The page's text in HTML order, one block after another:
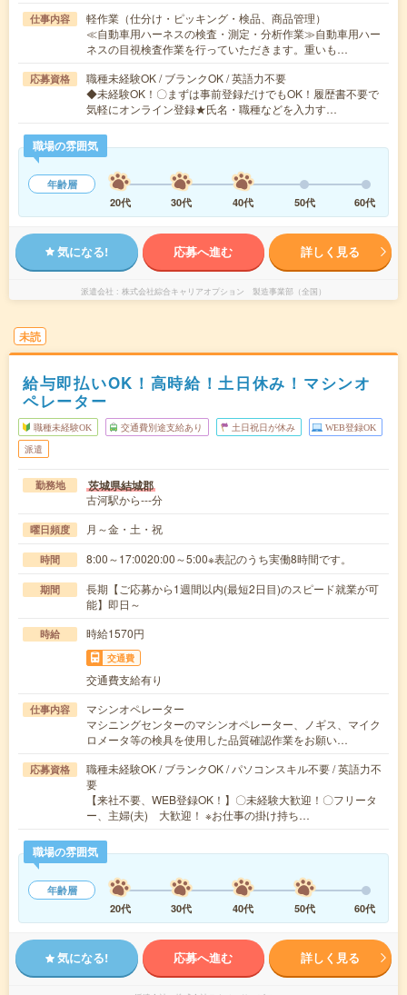
仕事内容
軽作業（仕分け・ピッキング・検品、商品管理）
≪自動車用ハーネスの検査・測定・分析作業≫自動車用ハー
ネスの目視検査作業を行っていただきます。重いも…
応募資格
職種未経験OK / ブランクOK / 英語力不要
◆未経験OK！〇まずは事前登録だけでもOK！履歴書不要で
気軽にオンライン登録★氏名・職種などを入力す…
職場の雰囲気
年齢層
20代
30代 40代 50代 60代
気になる! 応募へ進む 詳しく見る
派遣会社 株式会社綜合キャリアオプション 製造事業部（全国）
未読
給与即払いOK！高時給！土日休み！マシンオ
ペレーター
職種未経験OK 交通費別途支給あり 土日祝日が休み WEB登録OK
派遣
勤務地 茨城県結城郡
古河駅から---分
曜日頻度 月～金・土・祝
時間 8:00～17:0020:00～5:00※表記のうち実働8時間です。
期間
長期【ご応募から1週間以内(最短2日目)のスピード就業が可
能】即日～
時給 時給1570円
交通費
交通費支給有り
仕事内容
マシンオペレーター
マシニングセンターのマシンオペレーター、ノギス、マイク
ロメータ等の検具を使用した品質確認作業をお願い…
応募資格
職種未経験OK / ブランクOK / パソコンスキル不要 / 英語力不
要
【来社不要、WEB登録OK！】〇未経験大歓迎！〇フリータ
ー、主婦(夫) 大歓迎！ ※お仕事の掛け持ち…
職場の雰囲気
年齢層
20代
30代 40代 50代 60代
気になる! 応募へ進む 詳しく見る